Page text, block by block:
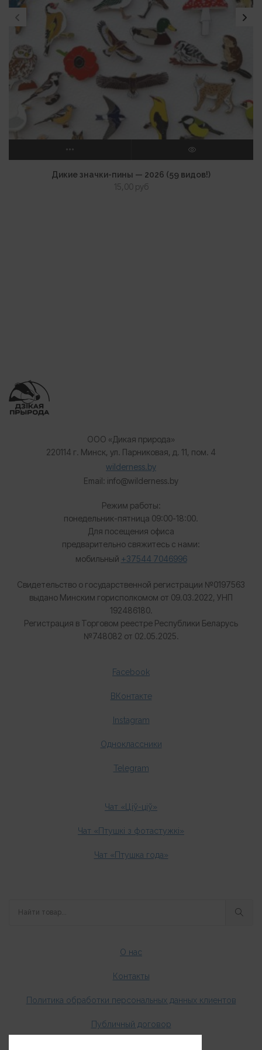
ВЫБЕРИТЕ ПАРАМЕТРЫ ПРОСМОТР
Дикие значки-пины — 2026 (59 видов!)
15,00 руб
ООО «Дикая природа»
220114 г. Минск, ул. Парниковая, д. 11, пом. 4
wilderness.by
Email: info@wilderness.by
Режим работы:
понедельник-пятница 09:00-18:00.
Для посещения офиса
предварительно свяжитесь с нами:
мобильный +37544 7046996
Свидетельство о государственной регистрации №0197563
выдано Минским горисполкомом от 09.03.2022, УНП
192486180.
Регистрация в Торговом реестре Республики Беларусь
№748082 от 02.05.2025.
Facebook
ВКонтакте
Instagram
Одноклассники
Telegram
Чат «Ціў-ціў»
Чат «Птушкі з фотастужкі»
Чат «Птушка года»
О нас
Контакты
Политика обработки персональных данных клиентов
Публичный договор